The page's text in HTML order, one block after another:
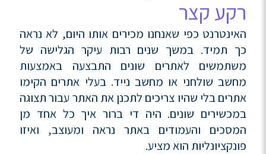
רקע קצר
האינטרנט כפי שאנחנו מכירים אותו היום, לא נראה
כך תמיד. במשך שנים רבות עיקר הגלישה של
משתמשים לאתרים שונים התבצעה באמצעות
מחשב שולחני או מחשב נייד. בעלי אתרים הקימו
אתרים בלי שהיו צריכים לתכנן את האתר עבור תצוגה
במכשירים שונים. היה די ברור איך כל אחד מן
המסכים והעמודים באתר נראה ומעוצב, ואיזו
פונקציונליות הוא מציע.